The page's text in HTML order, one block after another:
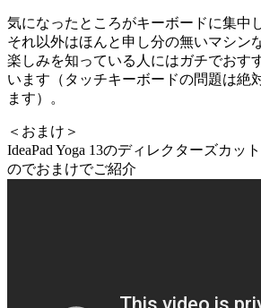
気になったところがキーボードに集中
それ以外はほんと申し分の無いマシン
楽しみを知っている人にはガチでおす
います（タッチキーボードの問題は絶
ます）。
＜おまけ＞
IdeaPad Yoga 13のディレクターズカッ
のでおまけでご紹介